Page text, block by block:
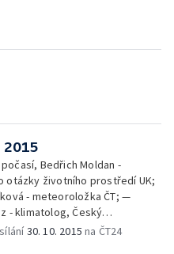
2015
Bedřich Moldan -
otázky životního prostředí UK;
- meteoroložka ČT; —
- klimatolog, Český
ústav
30. 10. 2015 na ČT24